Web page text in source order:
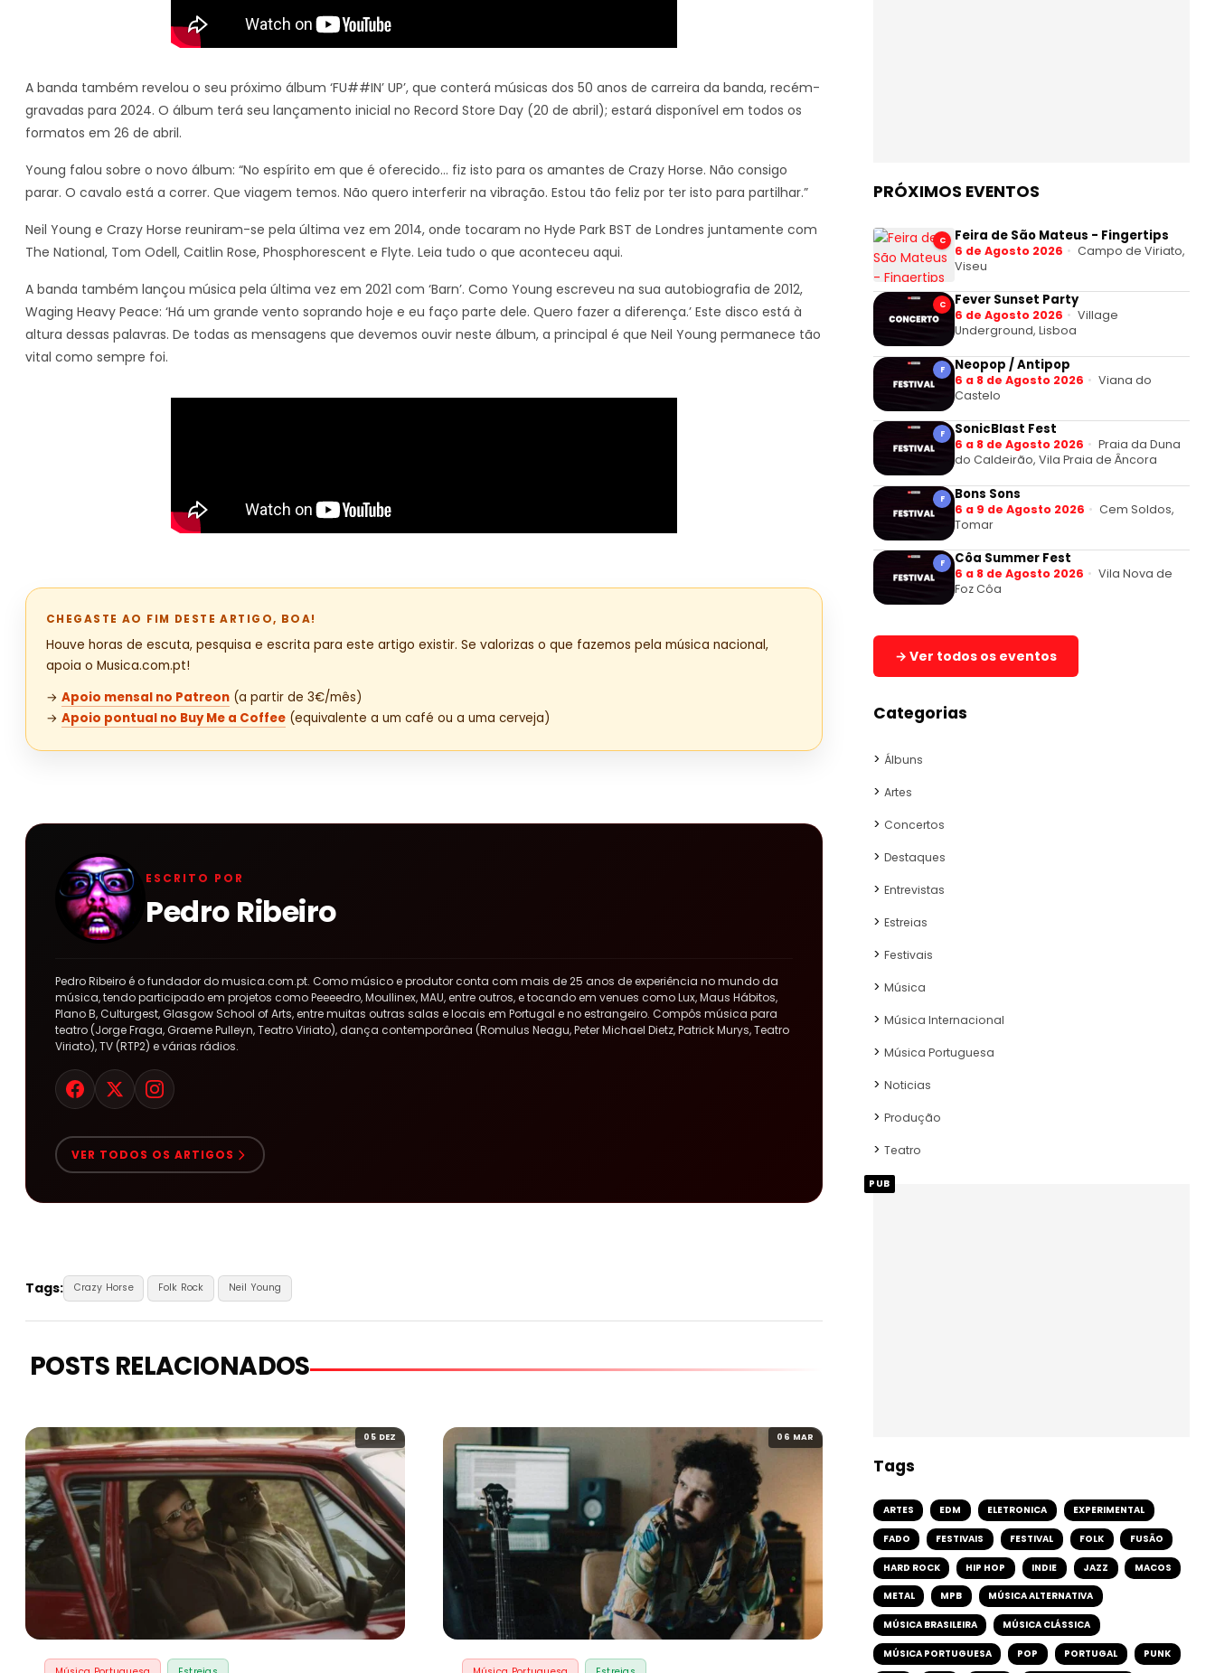
A banda também revelou o seu próximo álbum ‘FU##IN’ UP’, que conterá músicas dos 50 anos de carreira da banda, recém-
gravadas para 2024. O álbum terá seu lançamento inicial no Record Store Day (20 de abril); estará disponível em todos os
formatos em 26 de abril.
Young falou sobre o novo álbum: “No espírito em que é oferecido… fiz isto para os amantes de Crazy Horse. Não consigo
parar. O cavalo está a correr. Que viagem temos. Não quero interferir na vibração. Estou tão feliz por ter isto para partilhar.”
Neil Young e Crazy Horse reuniram-se pela última vez em 2014, onde tocaram no Hyde Park BST de Londres juntamente com
The National, Tom Odell, Caitlin Rose, Phosphorescent e Flyte. Leia tudo o que aconteceu aqui.
A banda também lançou música pela última vez em 2021 com ‘Barn’. Como Young escreveu na sua autobiografia de 2012,
Waging Heavy Peace: ‘Há um grande vento soprando hoje e eu faço parte dele. Quero fazer a diferença.’ Este disco está à
altura dessas palavras. De todas as mensagens que devemos ouvir neste álbum, a principal é que Neil Young permanece tão
vital como sempre foi.
CHEGASTE AO FIM DESTE ARTIGO, BOA!
Houve horas de escuta, pesquisa e escrita para este artigo existir. Se valorizas o que fazemos pela música nacional,
apoia o Musica.com.pt!
→ Apoio mensal no Patreon (a partir de 3€/mês)
→ Apoio pontual no Buy Me a Coffee (equivalente a um café ou a uma cerveja)
ESCRITO POR
Pedro Ribeiro
Pedro Ribeiro é o fundador do musica.com.pt. Como músico e produtor conta com mais de 25 anos de experiência no mundo da
música, tendo participado em projetos como Peeeedro, Moullinex, MAU, entre outros, e tocando em venues como Lux, Maus Hábitos,
Plano B, Culturgest, Glasgow School of Arts, entre muitas outras salas e locais em Portugal e no estrangeiro. Compôs música para
teatro (Jorge Fraga, Graeme Pulleyn, Teatro Viriato), dança contemporânea (Romulus Neagu, Peter Michael Dietz, Patrick Murys, Teatro
Viriato), TV (RTP2) e várias rádios.
VER TODOS OS ARTIGOS
Tags: Crazy Horse Folk Rock Neil Young
POSTS RELACIONADOS
05 DEZ 06 MAR
PRÓXIMOS EVENTOS
C Feira de São Mateus - Fingertips
6 de Agosto 2026
Campo de Viriato,
Viseu
C Fever Sunset Party
6 de Agosto 2026
Village
Underground, Lisboa
F Neopop / Antipop
6 a 8 de Agosto 2026
Viana do
Castelo
F SonicBlast Fest
6 a 8 de Agosto 2026
Praia da Duna
do Caldeirão, Vila Praia de Âncora
F Bons Sons
6 a 9 de Agosto 2026
Cem Soldos,
Tomar
F Côa Summer Fest
6 a 8 de Agosto 2026
Vila Nova de
Foz Côa
→ Ver todos os eventos
Categorias
Álbuns
Artes
Concertos
Destaques
Entrevistas
Estreias
Festivais
Música
Música Internacional
Música Portuguesa
Noticias
Produção
Teatro
PUB
Tags
ARTES EDM ELETRONICA EXPERIMENTAL
FADO FESTIVAIS FESTIVAL FOLK FUSÃO
HARD ROCK HIP HOP INDIE JAZZ MACOS
METAL MPB MÚSICA ALTERNATIVA
MÚSICA BRASILEIRA MÚSICA CLÁSSICA
MÚSICA PORTUGUESA POP PORTUGAL PUNK